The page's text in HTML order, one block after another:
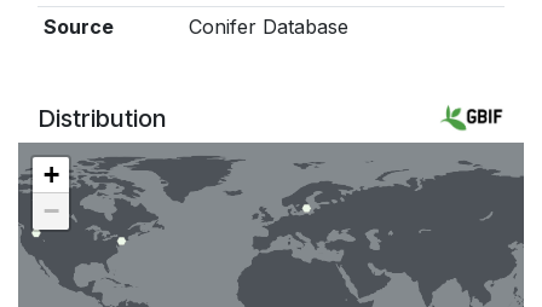
Source
Conifer Database
Distribution
+
−